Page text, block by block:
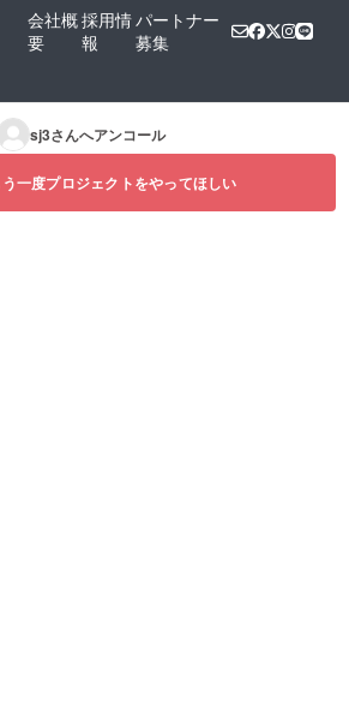
会社概
要
採用情
報
パートナー
募集
sj3さんへアンコール
う一度プロジェクトをやってほしい